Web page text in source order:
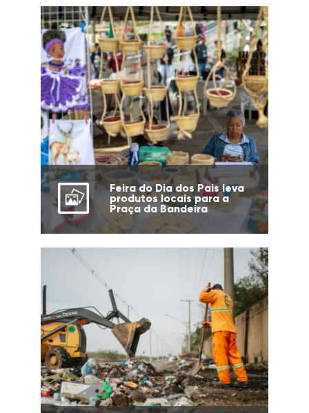
Feira do Dia dos Pais leva
produtos locais para a
Praça da Bandeira